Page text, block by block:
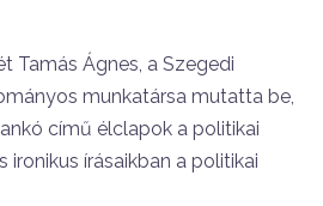
Tamás Ágnes, a Szegedi
munkatársa mutatta be,
című élclapok a politikai
írásaikban a politikai